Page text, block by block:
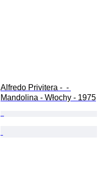
Alfredo Privitera -  -
Mandolina - Włochy - 1975